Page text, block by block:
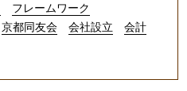
フレームワーク
京都同友会 会社設立
会計